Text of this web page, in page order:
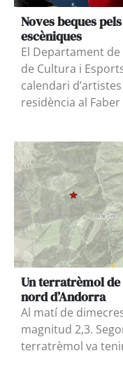
Noves beques
escèniques
El Departament
de Cultura i
calendari
residència al Faber
Un terratrèmol de
nord d’Andorra
Al matí de
magnitud 2,3.
terratrèmol va